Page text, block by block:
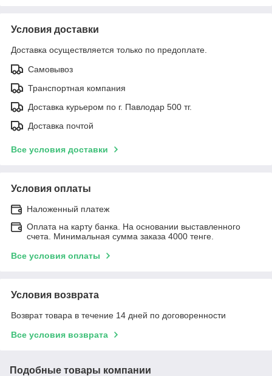
Условия доставки
Доставка осуществляется только по предоплате.
Самовывоз
Транспортная компания
Доставка курьером по г. Павлодар 500 тг.
Доставка почтой
Все условия доставки
Условия оплаты
Наложенный платеж
Оплата на карту банка. На основании выставленного
счета. Минимальная сумма заказа 4000 тенге.
Все условия оплаты
Условия возврата
Возврат товара в течение 14 дней по договоренности
Все условия возврата
Подобные товары компании